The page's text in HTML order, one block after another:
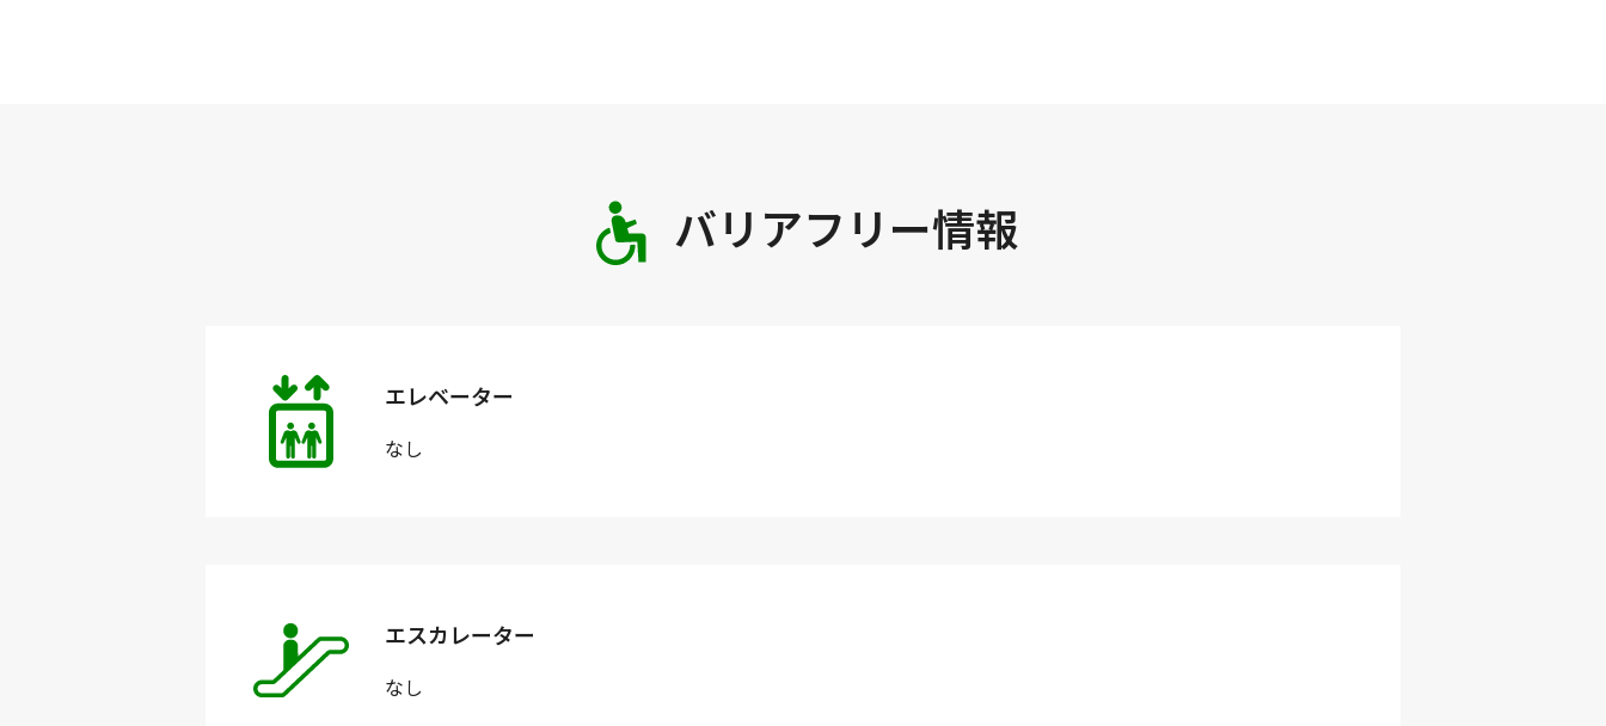
バリアフリー情報
エレベーター
なし
エスカレーター
なし